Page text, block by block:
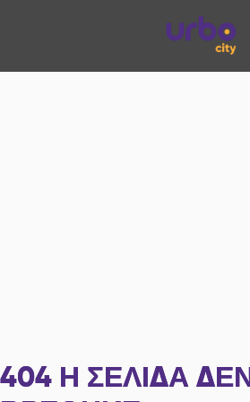
404 Η ΣΕΛΊΔΑ ΔΕΝ